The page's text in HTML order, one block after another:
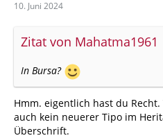
10. Juni 2024
Zitat von Mahatma1961
In Bursa?
Hmm. eigentlich hast du
auch kein neuerer Tipo im
Überschrift.